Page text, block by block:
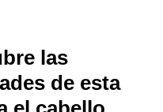
las
de esta